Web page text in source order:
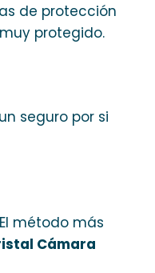
de protección
protegido.
seguro por si
método más
Cámara